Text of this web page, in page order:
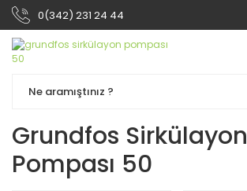
0(342) 231 24 44
Grundfos Sirkülayon
Pompası 50